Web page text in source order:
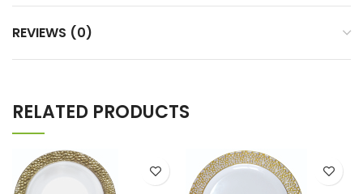
REVIEWS (0)
RELATED PRODUCTS